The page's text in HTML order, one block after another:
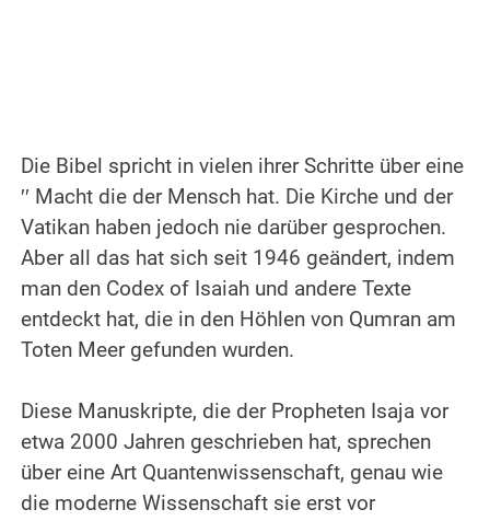
Die Bibel spricht in vielen ihrer Schritte über eine
′′ Macht die der Mensch hat. Die Kirche und der
Vatikan haben jedoch nie darüber gesprochen.
Aber all das hat sich seit 1946 geändert, indem
man den Codex of Isaiah und andere Texte
entdeckt hat, die in den Höhlen von Qumran am
Toten Meer gefunden wurden.
Diese Manuskripte, die der Propheten Isaja vor
etwa 2000 Jahren geschrieben hat, sprechen
über eine Art Quantenwissenschaft, genau wie
die moderne Wissenschaft sie erst vor